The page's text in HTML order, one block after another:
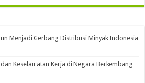
Menjadi Gerbang Distribusi Minyak Indonesia
Keselamatan Kerja di Negara Berkembang